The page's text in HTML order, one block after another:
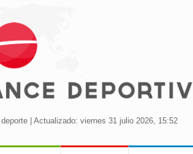
| Actualizado: viernes 31 julio 2026, 15:52